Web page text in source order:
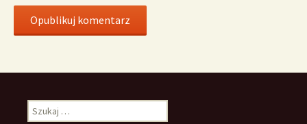
Szukaj: